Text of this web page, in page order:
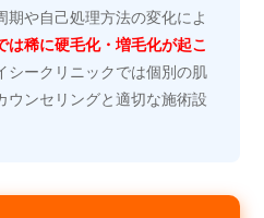
期や自己処理方法の変化によ
は稀に硬毛化・増毛化が起こ
シークリニックでは個別の肌
ウンセリングと適切な施術設